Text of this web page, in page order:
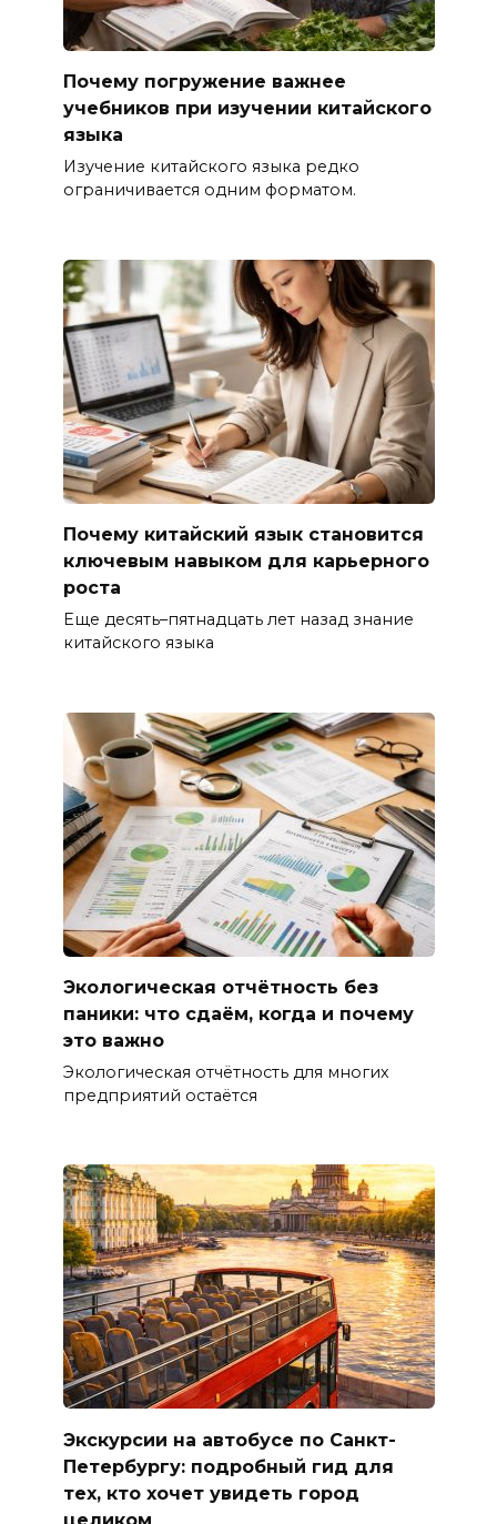
Почему погружение важнее
учебников при изучении китайского
языка
Изучение китайского языка редко
ограничивается одним форматом.
Почему китайский язык становится
ключевым навыком для карьерного
роста
Еще десять–пятнадцать лет назад знание
китайского языка
Экологическая отчётность без
паники: что сдаём, когда и почему
это важно
Экологическая отчётность для многих
предприятий остаётся
Экскурсии на автобусе по Санкт-
Петербургу: подробный гид для
тех, кто хочет увидеть город
целиком